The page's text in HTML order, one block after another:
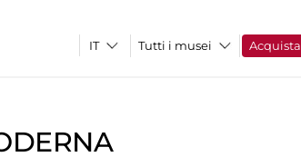
Tutti i musei Acquista